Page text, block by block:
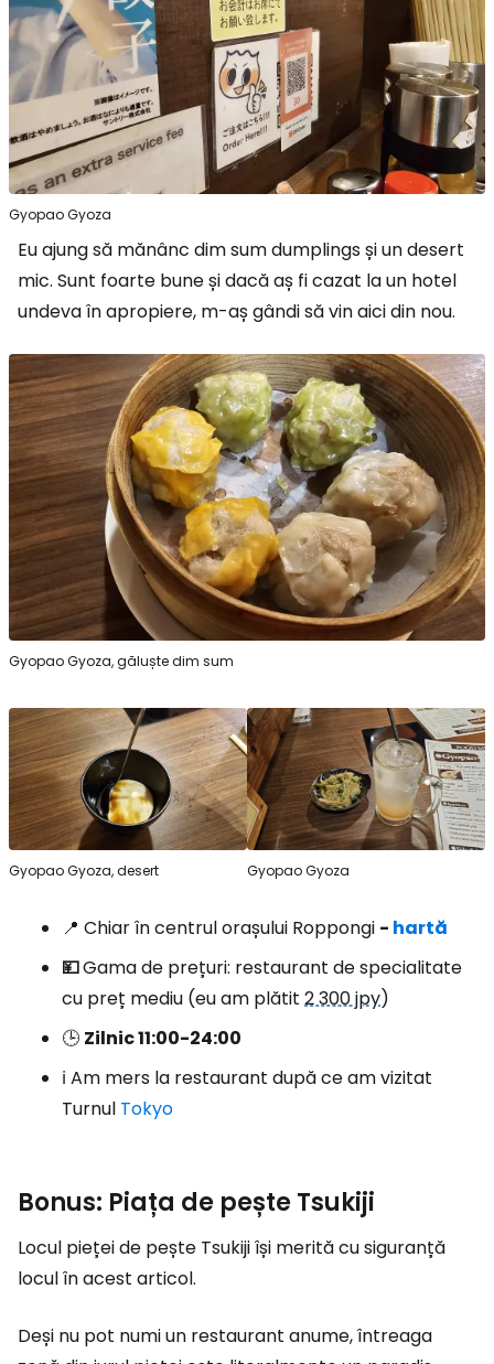
Gyopao Gyoza
Eu ajung să mănânc dim sum dumplings și un desert
mic. Sunt foarte bune și dacă aș fi cazat la un hotel
undeva în apropiere, m-aș gândi să vin aici din nou.
Gyopao Gyoza, găluște dim sum
Gyopao Gyoza, desert Gyopao Gyoza
📍 Chiar în centrul orașului Roppongi - hartă
💴Gama de prețuri: restaurant de specialitate
cu preț mediu (eu am plătit 2 300 jpy)
🕒 Zilnic 11:00-24:00
ℹ️ Am mers la restaurant după ce am vizitat
Turnul Tokyo
Bonus: Piața de pește Tsukiji
Locul pieței de pește Tsukiji își merită cu siguranță
locul în acest articol.
Deși nu pot numi un restaurant anume, întreaga